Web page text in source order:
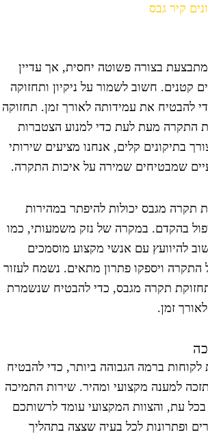
קיר גבס
בצורה פשוטה יחסית, אך עדיין
חשוב לשמור על ניקיון ותחזוקה
את עמידותה לאורך זמן. תחזוקה
התקרה מעת לעת כדי למנוע הצטברות
בתיקונים קלים, אנחנו מציעים שירותי
שמבטיחים שמירה על איכות התקרה.
תקרה מגבס יכולות להיפתר במהירות
בהקדם. במקרה של נזק משמעותי, כמו
להיוועץ עם אנשי מקצוע מוסמכים
ויספקו פתרון מתאים. נשמח לעזור
תקרה מגבס, כדי להבטיח שנשמרת
זמן.
ברמה הגבוהה ביותר, כדי להבטיח
למענה מקצועי ומהיר. שירות התמיכה
בכל עת, והצוות המקצועי עומד לרשותכם
ופתרונות לכל בעיה שצצה בתהליך